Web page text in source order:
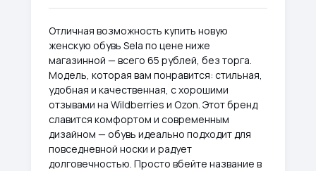
Отличная возможность купить новую
женскую обувь Sela по цене ниже
магазинной — всего 65 рублей, без торга.
Модель, которая вам понравится: стильная,
удобная и качественная, с хорошими
отзывами на Wildberries и Ozon. Этот бренд
славится комфортом и современным
дизайном — обувь идеально подходит для
повседневной носки и радует
долговечностью. Просто вбейте название в